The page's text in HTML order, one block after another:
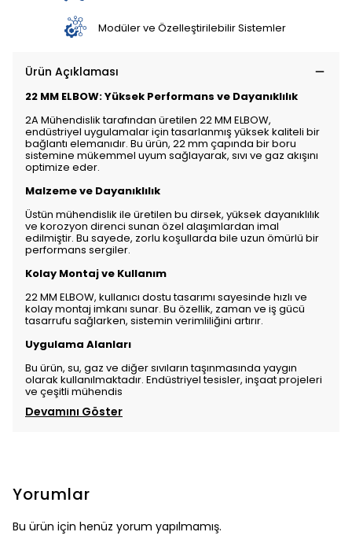
Modüler ve Özelleştirilebilir Sistemler
Ürün Açıklaması
22 MM ELBOW: Yüksek Performans ve Dayanıklılık
2A Mühendislik tarafından üretilen 22 MM ELBOW,
endüstriyel uygulamalar için tasarlanmış yüksek kaliteli bir
bağlantı elemanıdır. Bu ürün, 22 mm çapında bir boru
sistemine mükemmel uyum sağlayarak, sıvı ve gaz akışını
optimize eder.
Malzeme ve Dayanıklılık
Üstün mühendislik ile üretilen bu dirsek, yüksek dayanıklılık
ve korozyon direnci sunan özel alaşımlardan imal
edilmiştir. Bu sayede, zorlu koşullarda bile uzun ömürlü bir
performans sergiler.
Kolay Montaj ve Kullanım
22 MM ELBOW, kullanıcı dostu tasarımı sayesinde hızlı ve
kolay montaj imkanı sunar. Bu özellik, zaman ve iş gücü
tasarrufu sağlarken, sistemin verimliliğini artırır.
Uygulama Alanları
Bu ürün, su, gaz ve diğer sıvıların taşınmasında yaygın
olarak kullanılmaktadır. Endüstriyel tesisler, inşaat projeleri
ve çeşitli mühendis
Devamını Göster
Yorumlar
Bu ürün için henüz yorum yapılmamış.